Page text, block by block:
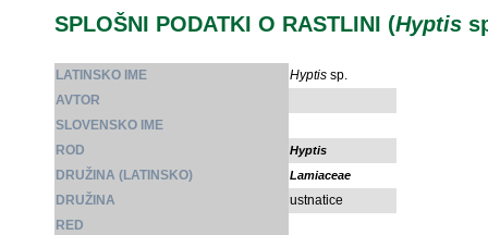
SPLOŠNI PODATKI O RASTLINI (Hyptis
LATINSKO IME Hyptis sp.
AVTOR
SLOVENSKO IME
ROD
Hyptis
DRUŽINA (LATINSKO) Lamiaceae
DRUŽINA
ustnatice
RED